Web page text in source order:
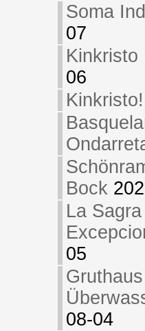
Soma
07
Kinkristo
06
Kinkristo!
Bock
La
05
Gruthaus
08-04